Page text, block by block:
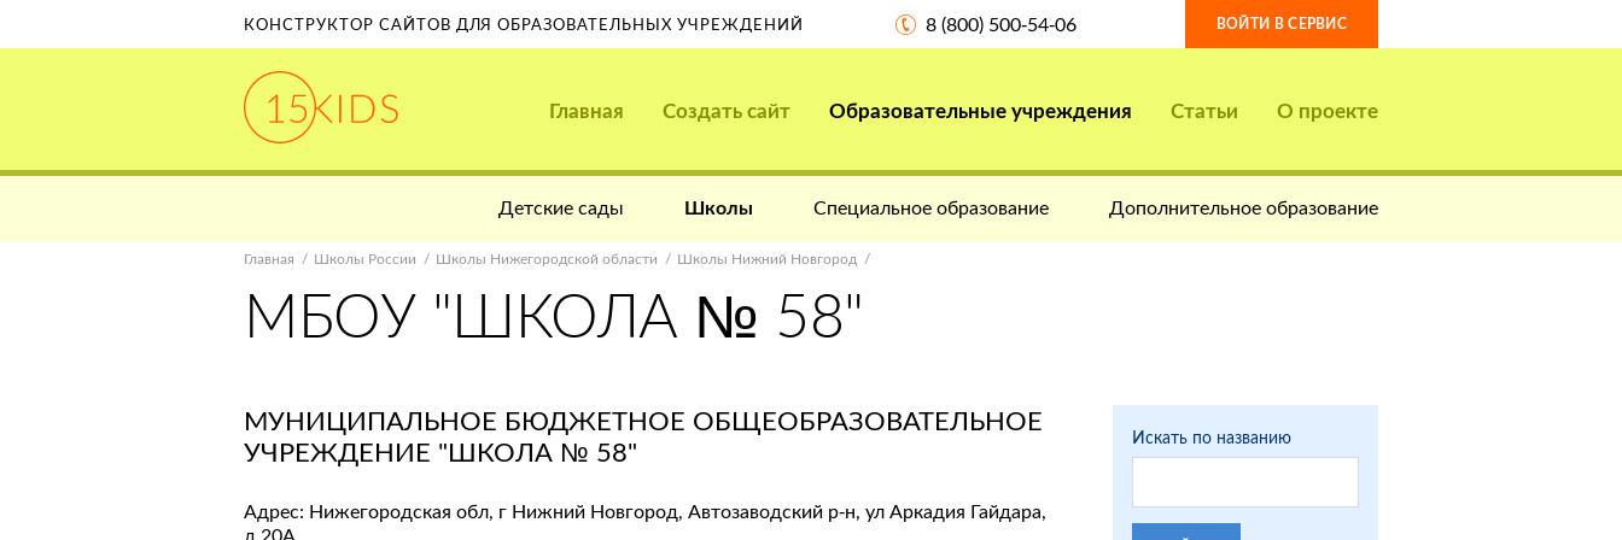
КОНСТРУКТОР САЙТОВ ДЛЯ ОБРАЗОВАТЕЛЬНЫХ УЧРЕЖДЕНИЙ 8 (800) 500-54-06 ВОЙТИ В СЕРВИС
Главная Создать сайт Образовательные учреждения Статьи О проекте
Детские сады Школы Специальное образование Дополнительное образование
Главная Школы России Школы Нижегородской области Школы Нижний Новгород
МБОУ "ШКОЛА № 58"
МУНИЦИПАЛЬНОЕ БЮДЖЕТНОЕ ОБЩЕОБРАЗОВАТЕЛЬНОЕ
УЧРЕЖДЕНИЕ "ШКОЛА № 58"
Адрес: Нижегородская обл, г Нижний Новгород, Автозаводский р-н, ул Аркадия Гайдара,
д 20А
Искать по названию